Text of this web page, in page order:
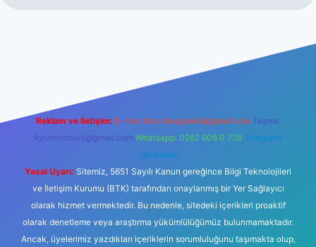
Reklam ve İletişim: E-mail: backlinkpaneli@gmail.com Teams:
forumhizmeti@gmail.com Whatsapp: 0262 606 0 726 Telegram:
@karabul
Yasal Uyarı: Sitemiz, 5651 Sayılı Kanun gereğince Bilgi Teknolojileri
ve İletişim Kurumu (BTK) tarafından onaylanmış bir Yer Sağlayıcı
olarak hizmet vermektedir. Bu nedenle, sitedeki içerikleri proaktif
olarak denetleme veya araştırma yükümlülüğümüz bulunmamaktadır.
Ancak, üyelerimiz yazdıkları içeriklerin sorumluluğunu taşımakta olup,